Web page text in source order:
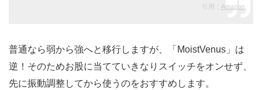
引用： Amazon
普通なら弱から強へと移行しますが、「MoistVenus」は
逆！そのためお股に当てていきなりスイッチをオンせず、
先に振動調整してから使うのをおすすめします。